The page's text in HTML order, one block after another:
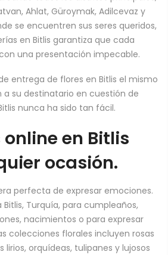
Ahlat, Güroymak, Adilcevaz y
se encuentren sus seres queridos,
en Bitlis garantiza que cada
una presentación impecable.
entrega de flores en Bitlis el mismo
a su destinatario en cuestión de
nunca ha sido tan fácil.
en Bitlis
ocasión.
perfecta de expresar emociones.
Turquía, para cumpleaños,
nacimientos o para expresar
colecciones florales incluyen rosas
orquídeas, tulipanes y lujosos